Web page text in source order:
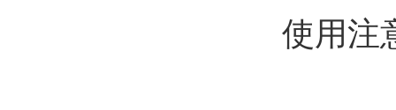
使用注